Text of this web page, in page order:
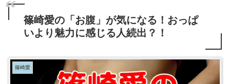
篠崎愛の「お腹」が気になる！おっぱ
いより魅力に感じる人続出？！
篠崎愛